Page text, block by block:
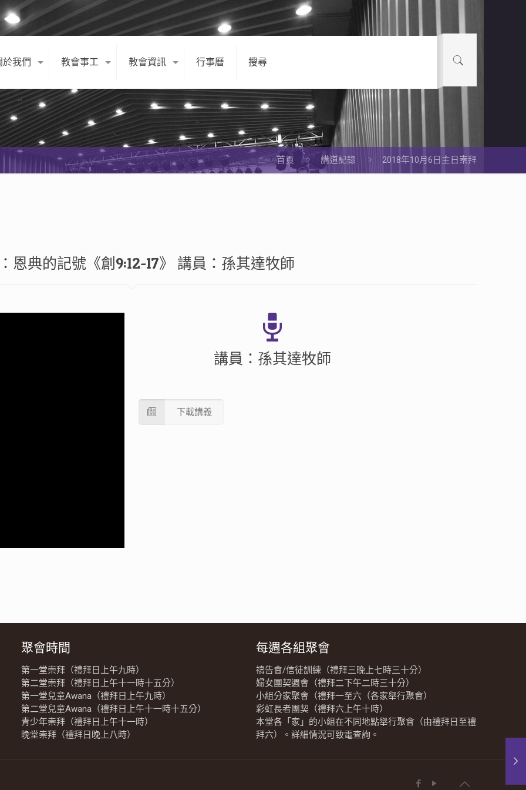
於我們 教會事工 教會資訊 行事曆 搜尋
首頁 講道記錄 2018年10月6日主日崇拜
恩典的記號《創9:12-17》 講員：孫其達牧師
講員：孫其達牧師
下載講義
聚會時間
第一堂崇拜（禮拜日上午九時）
第二堂崇拜（禮拜日上午十一時十五分）
第一堂兒童Awana（禮拜日上午九時）
第二堂兒童Awana（禮拜日上午十一時十五分）
青少年崇拜（禮拜日上午十一時）
晚堂崇拜（禮拜日晚上八時）
每週各組聚會
禱告會/信徒訓練（禮拜三晚上七時三十分）
婦女團契週會（禮拜二下午二時三十分）
小組分家聚會（禮拜一至六（各家舉行聚會）
彩虹長者團契（禮拜六上午十時）
本堂各「家」的小組在不同地點舉行聚會（由禮拜日至禮
拜六）。詳細情況可致電查詢。